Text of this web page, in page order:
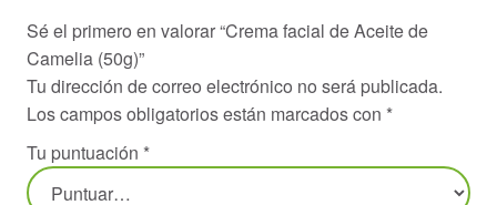
Sé el primero en valorar “Crema facial de Aceite de
Camelia (50g)”
Tu dirección de correo electrónico no será publicada.
Los campos obligatorios están marcados con *
Tu puntuación *